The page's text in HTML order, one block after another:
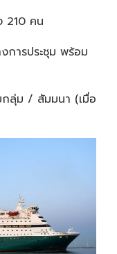
210 คน
การประชุม พร้อม
ลุ่ม / สัมมนา (เมื่อ